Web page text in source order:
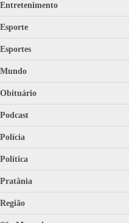
Entretenimento
Esporte
Esportes
Mundo
Obituário
Podcast
Polícia
Política
Pratânia
Região